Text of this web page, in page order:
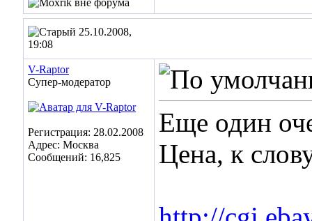
25.10.2008,
19:08
V-Raptor
Супер-модератор
Регистрация: 28.02.2008
Адрес: Москва
Сообщений: 16,825
Еще один
Цена, к